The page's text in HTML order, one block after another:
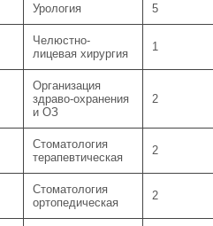
Урология 5
Челюстно-
лицевая хирургия
1
Организация
здраво-охранения
и ОЗ
2
Стоматология
терапевтическая
2
Стоматология
ортопедическая
2